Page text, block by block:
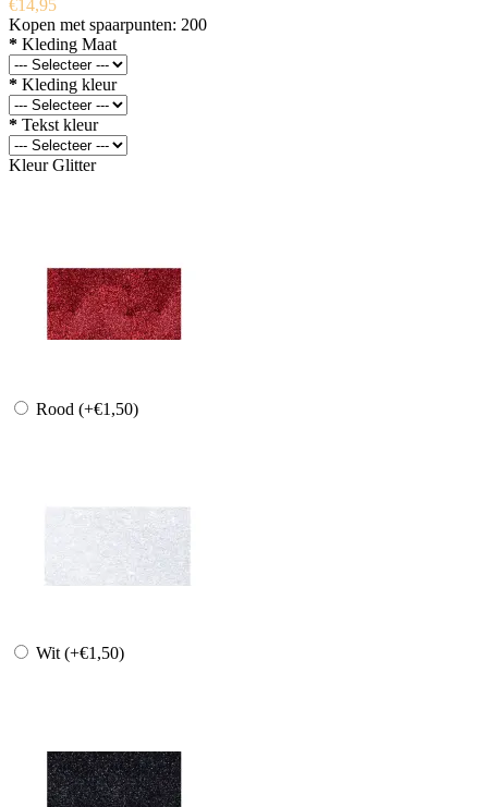
€14,95
Kopen met spaarpunten: 200
* Kleding Maat
* Kleding kleur
* Tekst kleur
Kleur Glitter
Rood (+€1,50)
Wit (+€1,50)